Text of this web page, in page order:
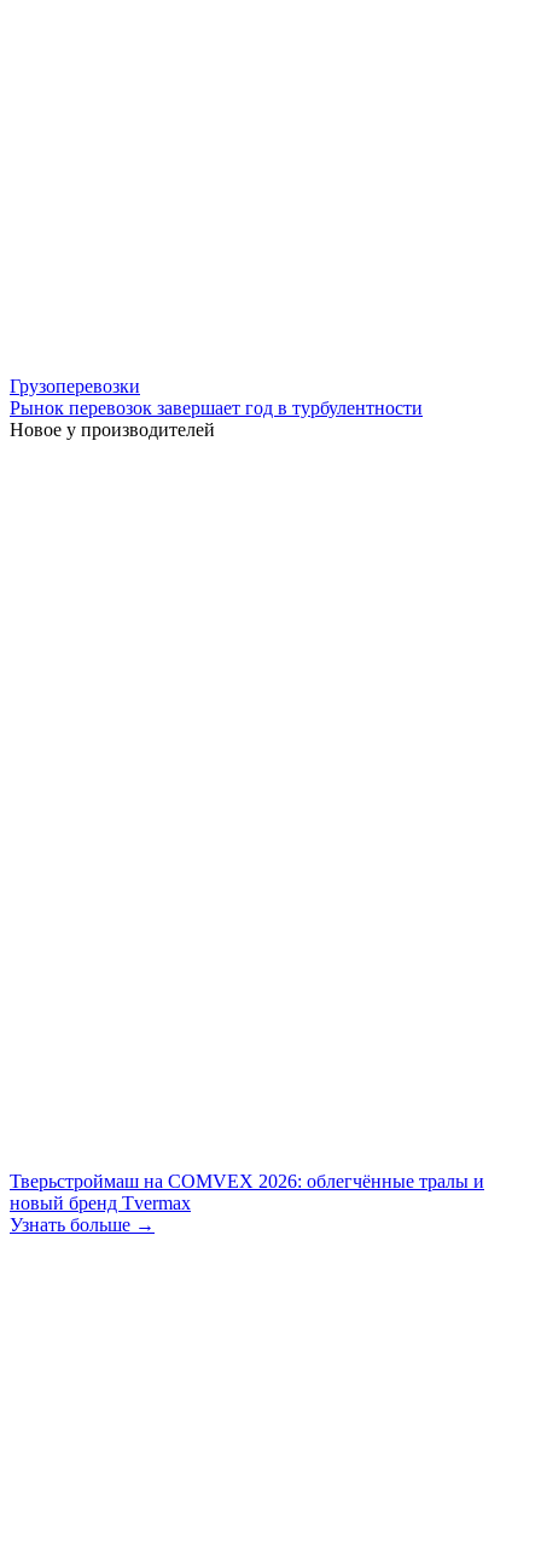
Грузоперевозки
Рынок перевозок завершает год в турбулентности
Новое у производителей
Тверьстроймаш на COMVEX 2026: облегчённые тралы и
новый бренд Tvermax
Узнать больше →